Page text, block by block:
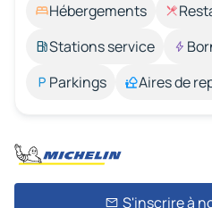
Hébergements
Stations service
Parkings
Aires de
S'inscrire à